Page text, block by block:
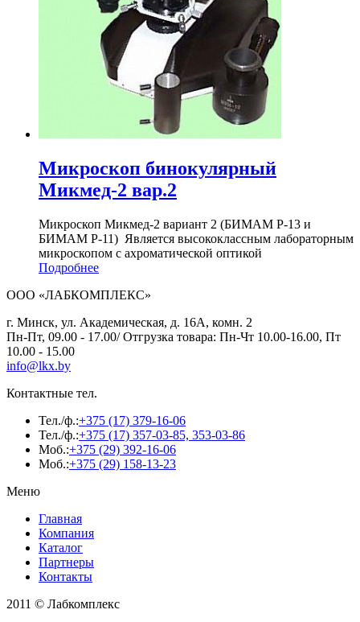
Микроскоп бинокулярный
Микмед-2 вар.2
Микроскоп Микмед-2 вариант 2 (БИМАМ Р-13 и
БИМАМ Р-11) Является высококлассным лабораторным
микроскопом с ахроматической оптикой
Подробнее
ООО «ЛАБКОМПЛЕКС»
г. Минск, ул. Академическая, д. 16А, комн. 2
Пн-Пт, 09.00 - 17.00/ Отгрузка товара: Пн-Чт 10.00-16.00, Пт
10.00 - 15.00
info@lkx.by
Контактные тел.
Тел./ф.:+375 (17) 379-16-06
Тел./ф.:+375 (17) 357-03-85, 353-03-86
Моб.:+375 (29) 392-16-06
Моб.:+375 (29) 158-13-23
Меню
Главная
Компания
Каталог
Партнеры
Контакты
2011 © Лабкомплекс